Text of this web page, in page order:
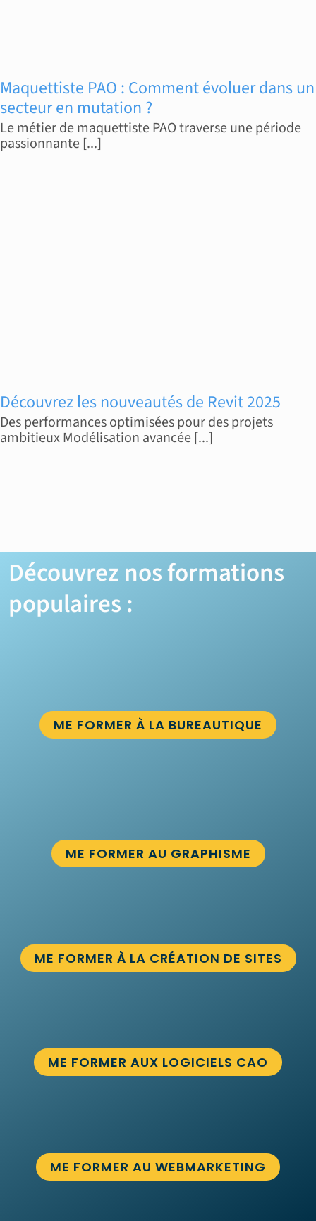
Maquettiste PAO : Comment évoluer dans un
secteur en mutation ?
Le métier de maquettiste PAO traverse une période
passionnante [...]
Découvrez les nouveautés de Revit 2025
Des performances optimisées pour des projets
ambitieux Modélisation avancée [...]
Découvrez nos formations
populaires :
ME FORMER À LA BUREAUTIQUE
ME FORMER AU GRAPHISME
ME FORMER À LA CRÉATION DE SITES
ME FORMER AUX LOGICIELS CAO
ME FORMER AU WEBMARKETING